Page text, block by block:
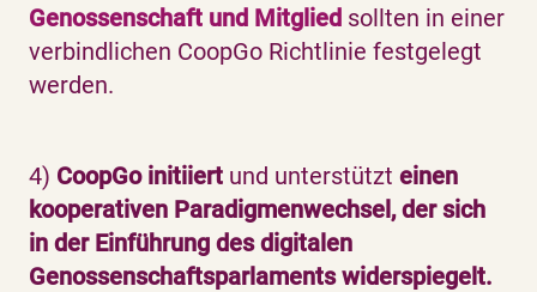
Genossenschaft und Mitglied sollten in einer
verbindlichen CoopGo Richtlinie festgelegt
werden.
4) CoopGo initiiert und unterstützt einen
kooperativen Paradigmenwechsel, der sich
in der Einführung des digitalen
Genossenschaftsparlaments widerspiegelt.